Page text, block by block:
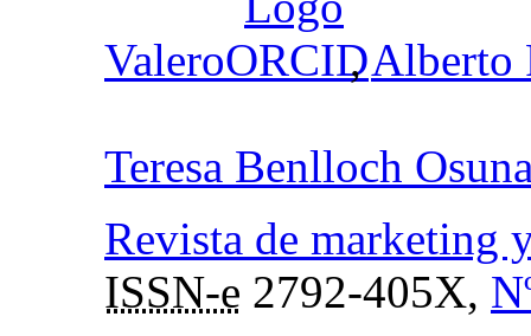
Valero ,Alberto
Teresa Benlloch
Revista de marketing
ISSN-e 2792-405X,